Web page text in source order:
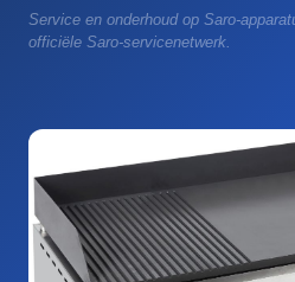
Service en onderhoud op Saro-
officiële Saro-servicenetwerk.